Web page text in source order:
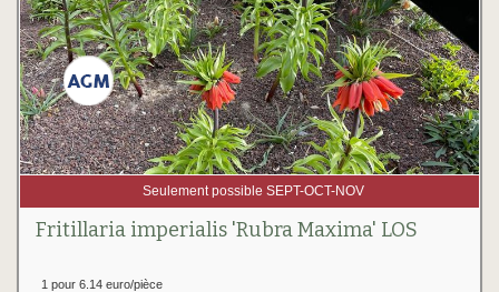
Seulement possible SEPT-OCT-NOV
Fritillaria imperialis 'Rubra Maxima' LOS
1 pour 6.14 euro/pièce